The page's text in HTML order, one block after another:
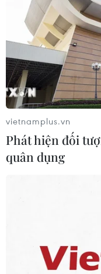
03/08/2026 08:45
Chứng khoán hồi
trường kỳ vọng
Tám
02/08/2026 11:18
Thị trường phục
ngờ”: Điểm tựa nội
nghệ, bất chấp áp
01/08/2026 03:28
vietnamplus.vn
Phát hiện đối
quân dụng